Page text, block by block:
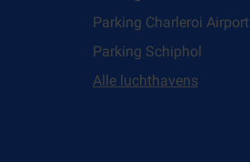
Parking Charleroi Airport
Parking Schiphol
Alle luchthavens